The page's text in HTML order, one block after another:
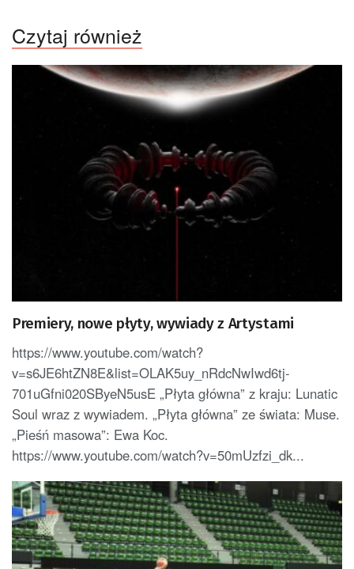
Czytaj również
Premiery, nowe płyty, wywiady z Artystami
https://www.youtube.com/watch?
v=s6JE6htZN8E&list=OLAK5uy_nRdcNwIwd6tj-
701uGfni020SByeN5usE „Płyta główna” z kraju: Lunatic
Soul wraz z wywiadem. „Płyta główna” ze świata: Muse.
„Pieśń masowa”: Ewa Koc.
https://www.youtube.com/watch?v=50mUzfzi_dk...